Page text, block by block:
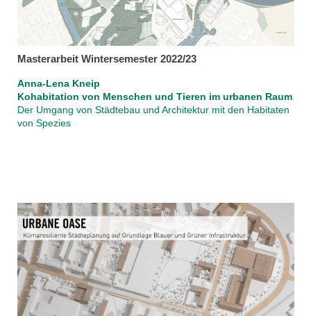
Masterarbeit Wintersemester 2022/23
Anna-Lena Kneip
Kohabitation von Menschen und Tieren im urbanen Raum
Der Umgang von Städtebau und Architektur mit den Habitaten
von Spezies